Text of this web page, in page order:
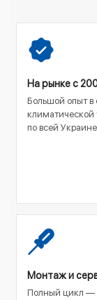
На рынке с
Большой опыт в
климатической
по всей
Монтаж и
Полный цикл —